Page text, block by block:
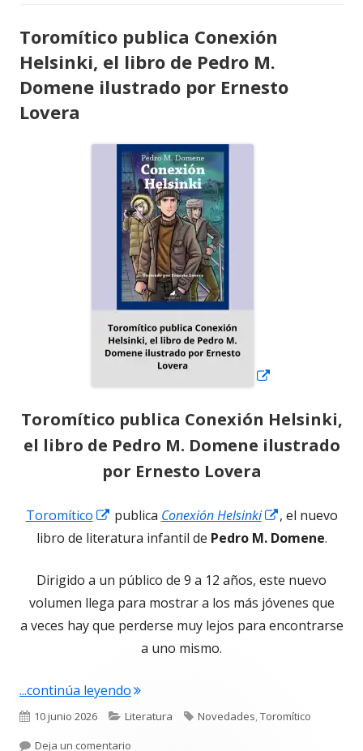
Toromítico publica Conexión
Helsinki, el libro de Pedro M.
Domene ilustrado por Ernesto
Lovera
Toromítico publica Conexión Helsinki,
el libro de Pedro M. Domene ilustrado
por Ernesto Lovera
Toromítico
Abrir
en
ventana
nueva
publica Conexión Helsinki
Abrir
en
ventana
nueva
, el nuevo
libro de literatura infantil de Pedro M. Domene.
Dirigido a un público de 9 a 12 años, este nuevo
volumen llega para mostrar a los más jóvenes que
a veces hay que perderse muy lejos para encontrarse
a uno mismo.
...continúa leyendo"Toromítico publica Conexión
Publicado
el
10 junio 2026 Categorías
Literatura Etiquetas
Novedades,Toromítico
Deja un comentario